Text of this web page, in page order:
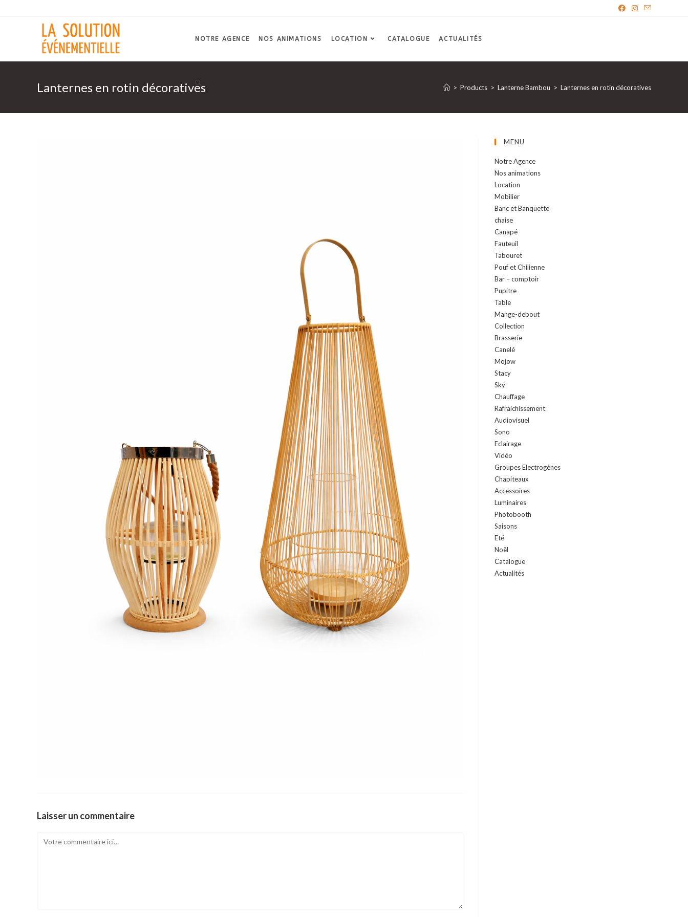
NOTRE AGENCE NOS ANIMATIONS LOCATION CATALOGUE ACTUALITÉS
Lanternes en rotin décoratives > Products > Lanterne Bambou > Lanternes en rotin décoratives
Laisser un commentaire
Comment
MENU
Notre Agence
Nos animations
Location
Mobilier
Banc et Banquette
chaise
Canapé
Fauteuil
Tabouret
Pouf et Chilienne
Bar – comptoir
Pupitre
Table
Mange-debout
Collection
Brasserie
Canelé
Mojow
Stacy
Sky
Chauffage
Rafraichissement
Audiovisuel
Sono
Eclairage
Vidéo
Groupes Electrogènes
Chapiteaux
Accessoires
Luminaires
Photobooth
Saisons
Eté
Noël
Catalogue
Actualités